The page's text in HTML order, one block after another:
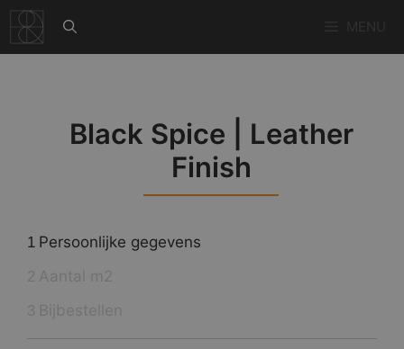
naar
de
Black Spice | Leather
Finish
1 Persoonlijke gegevens